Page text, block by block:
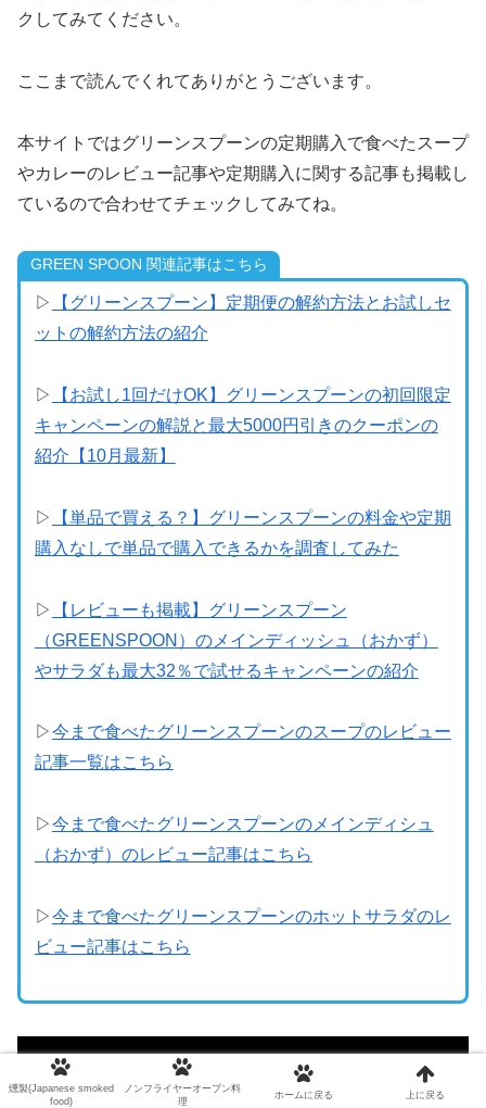
クしてみてください。
ここまで読んでくれてありがとうございます。
本サイトではグリーンスプーンの定期購入で食べたスープ
やカレーのレビュー記事や定期購入に関する記事も掲載し
ているので合わせてチェックしてみてね。
GREEN SPOON 関連記事はこちら
▷
【グリーンスプーン】定期便の解約方法とお試しセ
ットの解約方法の紹介
▷
【お試し1回だけOK】グリーンスプーンの初回限定
キャンペーンの解説と最大5000円引きのクーポンの
紹介【10月最新】
▷
【単品で買える？】グリーンスプーンの料金や定期
購入なしで単品で購入できるかを調査してみた
▷
【レビューも掲載】グリーンスプーン
（GREENSPOON）のメインディッシュ（おかず）
やサラダも最大32％で試せるキャンペーンの紹介
▷今まで食べたグリーンスプーンのスープのレビュー
記事一覧はこちら
▷今まで食べたグリーンスプーンのメインディシュ
（おかず）のレビュー記事はこちら
▷今まで食べたグリーンスプーンのホットサラダのレ
ビュー記事はこちら
燻製(Japanese smoked
food)
ノンフライヤーオーブン料
理
ホームに戻る 上に戻る